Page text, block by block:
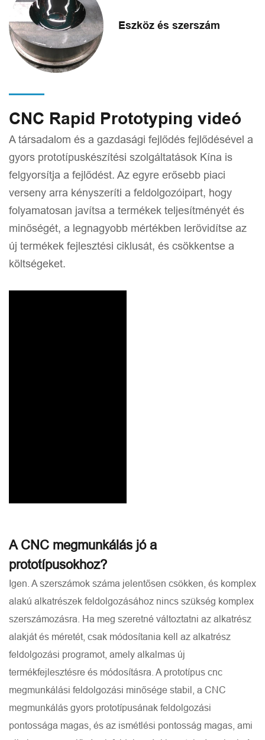
Eszköz és szerszám
CNC Rapid Prototyping videó
A társadalom és a gazdasági fejlődés fejlődésével a
gyors prototípuskészítési szolgáltatások Kína is
felgyorsítja a fejlődést. Az egyre erősebb piaci
verseny arra kényszeríti a feldolgozóipart, hogy
folyamatosan javítsa a termékek teljesítményét és
minőségét, a legnagyobb mértékben lerövidítse az
új termékek fejlesztési ciklusát, és csökkentse a
költségeket.
A CNC megmunkálás jó a
prototípusokhoz?
Igen. A szerszámok száma jelentősen csökken, és komplex
alakú alkatrészek feldolgozásához nincs szükség komplex
szerszámozásra. Ha meg szeretné változtatni az alkatrész
alakját és méretét, csak módosítania kell az alkatrész
feldolgozási programot, amely alkalmas új
termékfejlesztésre és módosításra. A prototípus cnc
megmunkálási feldolgozási minősége stabil, a CNC
megmunkálás gyors prototípusának feldolgozási
pontossága magas, és az ismétlési pontosság magas, ami